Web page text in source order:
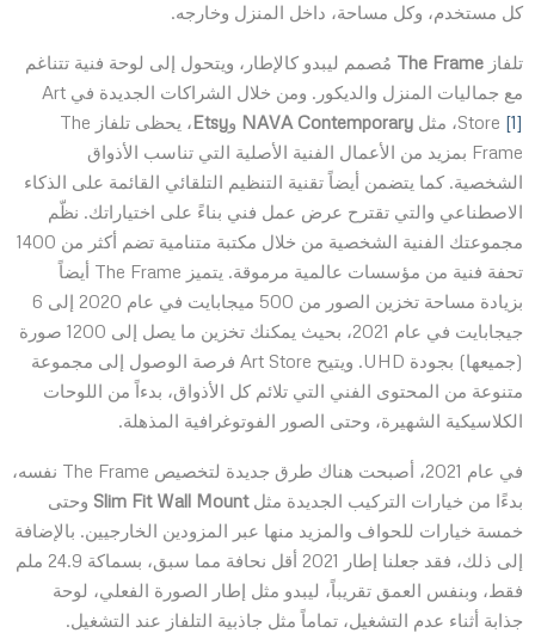
كل مستخدم، وكل مساحة، داخل المنزل وخارجه.
تلفاز The Frame مُصمم ليبدو كالإطار، ويتحول إلى لوحة فنية تتناغم
مع جماليات المنزل والديكور. ومن خلال الشراكات الجديدة في Art
Store [1] ، مثل NAVA Contemporary وEtsy
، يحظى تلفاز The
Frame بمزيد من الأعمال الفنية الأصلية التي تناسب الأذواق
الشخصية. كما يتضمن أيضاً تقنية التنظيم التلقائي القائمة على الذكاء
الاصطناعي والتي تقترح عرض عمل فني بناءً على اختياراتك. نظّم
مجموعتك الفنية الشخصية من خلال مكتبة متنامية تضم أكثر من 1400
تحفة فنية من مؤسسات عالمية مرموقة. يتميز The Frame أيضاً
بزيادة مساحة تخزين الصور من 500 ميجابايت في عام 2020 إلى 6
جيجابايت في عام 2021، بحيث يمكنك تخزين ما يصل إلى 1200 صورة
(جميعها) بجودة UHD. ويتيح Art Store فرصة الوصول إلى مجموعة
متنوعة من المحتوى الفني التي تلائم كل الأذواق، بدءاً من اللوحات
الكلاسيكية الشهيرة، وحتى الصور الفوتوغرافية المذهلة.
في عام 2021، أصبحت هناك طرق جديدة لتخصيص The Frame نفسه،
بدءًا من خيارات التركيب الجديدة مثلSlim Fit Wall Mount وحتى
خمسة خيارات للحواف والمزيد منها عبر المزودين الخارجيين. بالإضافة
إلى ذلك، فقد جعلنا إطار 2021 أقل نحافة مما سبق، بسماكة 24.9 ملم
فقط، وبنفس العمق تقريباً، ليبدو مثل إطار الصورة الفعلي، لوحة
جذابة أثناء عدم التشغيل، تماماً مثل جاذبية التلفاز عند التشغيل.